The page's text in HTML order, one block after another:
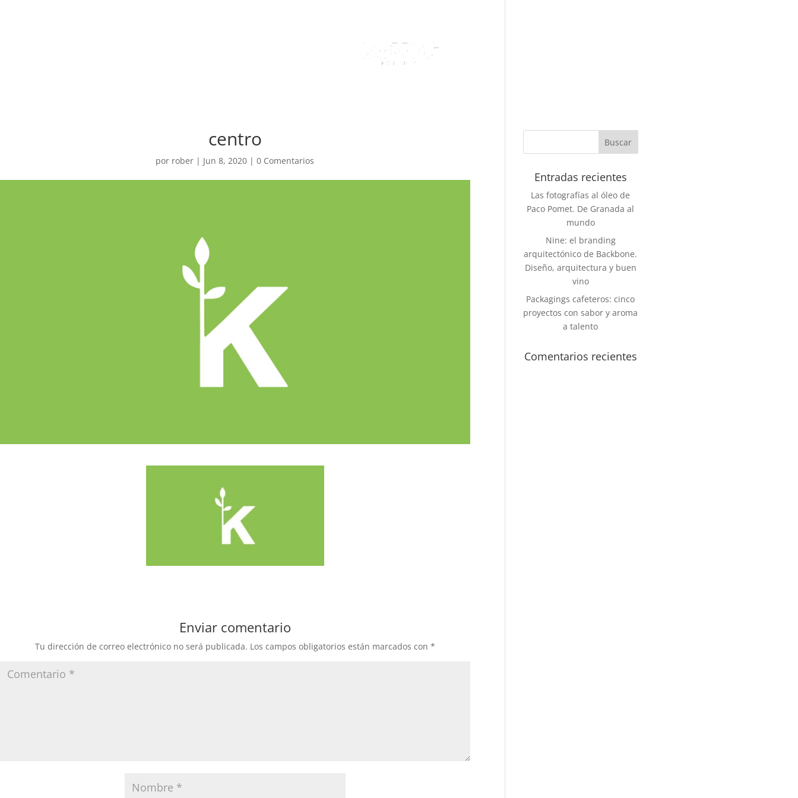
centro
por rober | Jun 8, 2020 |0 Comentarios
Enviar comentario
Tu dirección de correo electrónico no será publicada. Los campos obligatorios están marcados con *
Entradas recientes
Las fotografías al óleo de
Paco Pomet. De Granada al
mundo
Nine: el branding
arquitectónico de Backbone.
Diseño, arquitectura y buen
vino
Packagings cafeteros: cinco
proyectos con sabor y aroma
a talento
Comentarios recientes